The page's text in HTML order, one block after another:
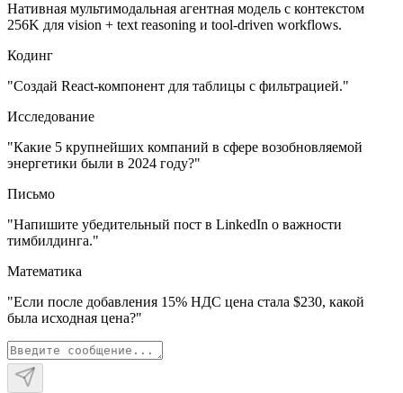
Нативная мультимодальная агентная модель с контекстом
256K для vision + text reasoning и tool‑driven workflows.
Кодинг
"Создай React‑компонент для таблицы с фильтрацией."
Исследование
"Какие 5 крупнейших компаний в сфере возобновляемой
энергетики были в 2024 году?"
Письмо
"Напишите убедительный пост в LinkedIn о важности
тимбилдинга."
Математика
"Если после добавления 15% НДС цена стала $230, какой
была исходная цена?"